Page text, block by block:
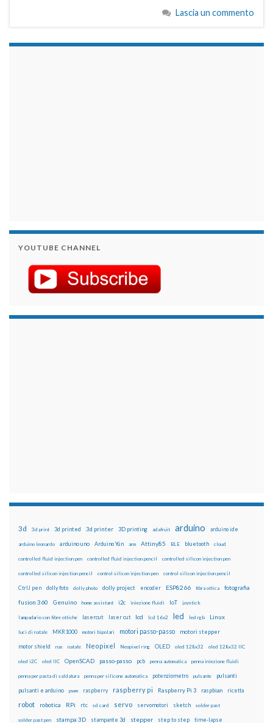
Lascia un commento
YOUTUBE CHANNEL
3d 3d print 3d printed 3d printer 3D printing adafruit arduino arduino ide
arduino leonardo arduino uno Arduino Yún arm Attiny85 BLE bluetooth cloud
controlled fluid injection pen controlled fluid injection pencil controlled silicon injection pen
controlled silicon injection pencil control silicon injection pen control silicon injection pencil
CtrlJ pen dolly foto dolly photo dolly project encoder ESP8266 fibra ottica fotografia
fusion 360 Genuino home assistant i2c iniezione fluidi IoT joystick
lampadario con fibre ottiche lasercut laser cut lcd lcd 16x2 led led rgb Linux
luci di natale MKR1000 motori bipolari motori passo-passo motori stepper
motor shield nas natale Neopixel Neopixel ring OLED oled 128x32 oled 128x32 IIC
oled i2C oled IIC OpenSCAD passo-passo pcb penna automatica penna iniezione fluidi
penna per pasta di saldatura penna per silicone automatica potenziometro pulsante pulsanti
pulsanti e arduino pwm raspberry raspberry pi Raspberry Pi 3 raspbian ricetta
robot robotica RPi rtc sd card servo servomotori sketch solder past
solder past pen stampa 3D stampante 3d stepper step to step time-lapse